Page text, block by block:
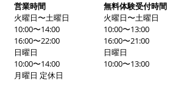
営業時間
火曜日〜土曜日
10:00〜14:00
16:00〜22:00
日曜日
10:00〜14:00
月曜日 定休日
無料体験受付時間
火曜日〜土曜日
10:00〜13:00
16:00〜21:00
日曜日
10:00〜13:00